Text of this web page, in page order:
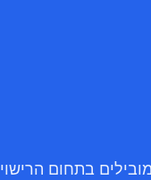
בתחום הרישוי